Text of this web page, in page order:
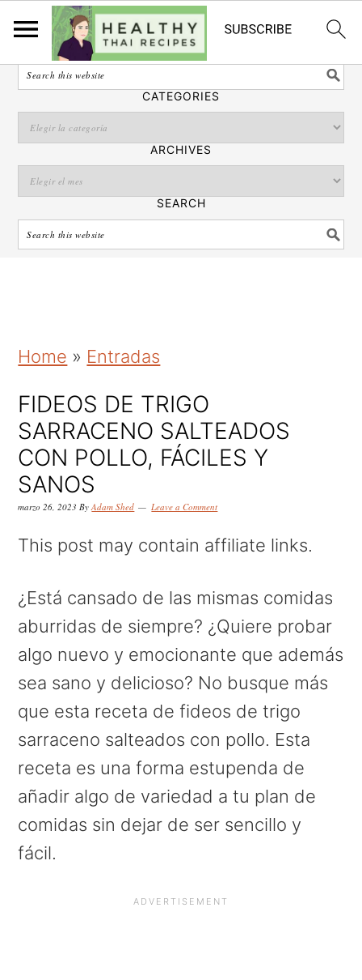
Español
SEARCH
CATEGORIES
ARCHIVES
SEARCH
k
i
p
t
o
p
r
m
a
r
y
n
a
v
i
g
a
k
i
p
t
o
m
a
n
c
o
n
t
e
n
t
k
i
p
t
o
p
r
m
a
r
y
s
i
d
e
b
a
Home » Entradas
FIDEOS DE TRIGO
SARRACENO SALTEADOS
CON POLLO, FÁCILES Y
SANOS
marzo 26, 2023 ByAdam Shed Leave a Comment
This post may contain affiliate links.
¿Está cansado de las mismas comidas
aburridas de siempre? ¿Quiere probar
algo nuevo y emocionante que además
sea sano y delicioso? No busque más
que esta receta de fideos de trigo
sarraceno salteados con pollo. Esta
receta es una forma estupenda de
añadir algo de variedad a tu plan de
comidas sin dejar de ser sencillo y
fácil.